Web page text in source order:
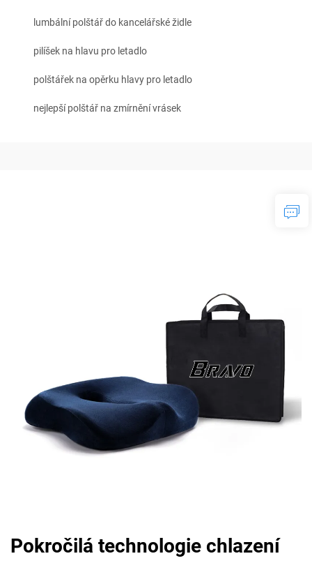
lumbální polštář do kancelářské židle
pilíšek na hlavu pro letadlo
polštářek na opěrku hlavy pro letadlo
nejlepší polštář na zmírnění vrásek
Pokročilá technologie chlazení